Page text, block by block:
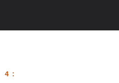
4: